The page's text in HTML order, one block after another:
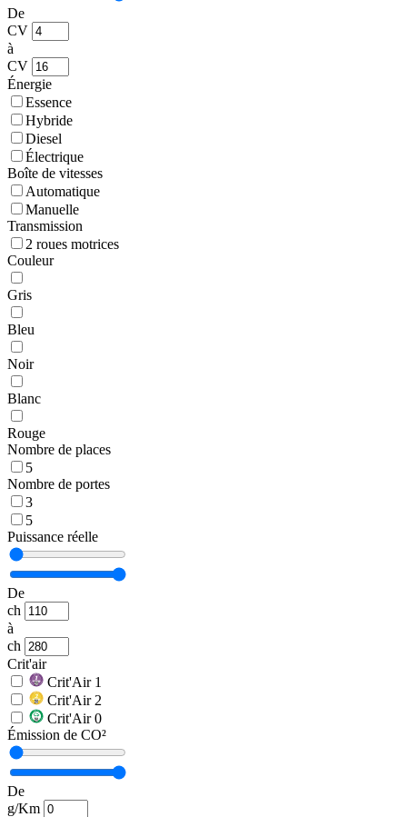
De
CV
à
CV
Énergie
Essence
Hybride
Diesel
Électrique
Boîte de vitesses
Automatique
Manuelle
Transmission
2 roues motrices
Couleur
Gris
Bleu
Noir
Blanc
Rouge
Nombre de places
5
Nombre de portes
3
5
Puissance réelle
De
ch
à
ch
Crit'air
Crit'Air 1
Crit'Air 2
Crit'Air 0
Émission de CO²
De
g/Km